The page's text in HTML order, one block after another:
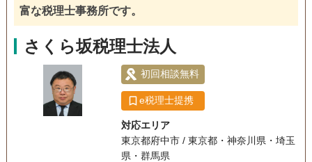
富な税理士事務所です。
さくら坂税理士法人
初回相談無料
e税理士提携
対応エリア
東京都府中市 / 東京都・神奈川県・埼玉
県・群馬県